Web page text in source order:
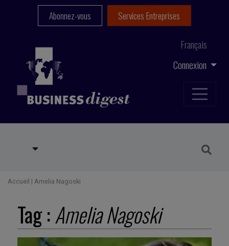
Connexion
Français
Abonnez-vous Services Entreprises
Accueil | Amelia Nagoski
Tag :Amelia Nagoski